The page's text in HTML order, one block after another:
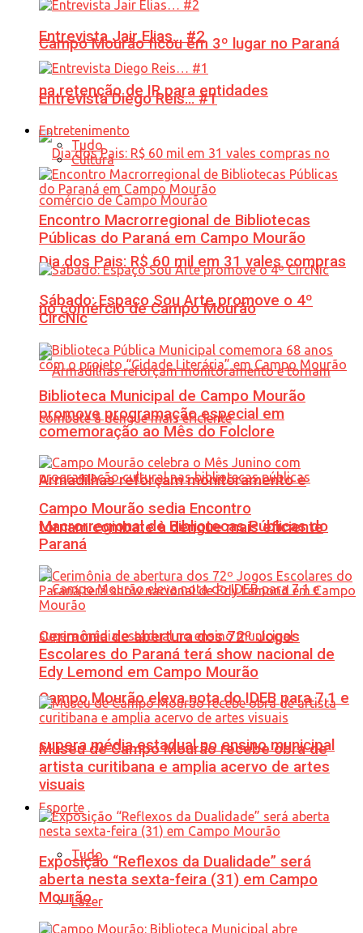
Campo Mourão ficou em 3º lugar no Paraná
na retenção de IR para entidades
Dia dos Pais: R$ 60 mil em 31 vales compras
no comércio de Campo Mourão
Armadilhas reforçam monitoramento e
tornam combate à dengue mais eficiente
Campo Mourão eleva nota do IDEB para 7,1 e
supera média estadual no ensino municipal
Esporte
Tudo
Lazer
Entrevista Jair Elias… #2
Entrevista Diego Reis… #1
Entretenimento
Tudo
Cultura
Encontro Macrorregional de Bibliotecas
Públicas do Paraná em Campo Mourão
Sábado: Espaço Sou Arte promove o 4º
CircNic
Biblioteca Municipal de Campo Mourão
promove programação especial em
comemoração ao Mês do Folclore
Campo Mourão sedia Encontro
Macrorregional de Bibliotecas Públicas do
Paraná
Cerimônia de abertura dos 72º Jogos
Escolares do Paraná terá show nacional de
Edy Lemond em Campo Mourão
Museu de Campo Mourão recebe obra de
artista curitibana e amplia acervo de artes
visuais
Exposição “Reflexos da Dualidade” será
aberta nesta sexta-feira (31) em Campo
Mourão